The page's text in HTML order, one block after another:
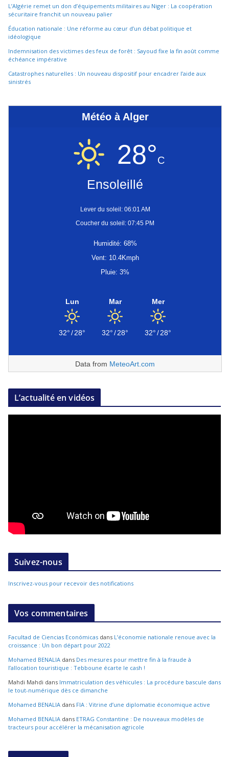
L’Algérie remet un don d’équipements militaires au Niger : La coopération
sécuritaire franchit un nouveau palier
Éducation nationale : Une réforme au cœur d’un débat politique et
idéologique
Indemnisation des victimes des feux de forêt : Sayoud fixe la fin août comme
échéance impérative
Catastrophes naturelles : Un nouveau dispositif pour encadrer l’aide aux
sinistrés
Météo à Alger
28°C
Ensoleillé
Lever du soleil: 06:01 AM
Coucher du soleil: 07:45 PM
Humidité: 68%
Vent: 10.4Kmph
Pluie: 3%
Lun
32°/28°
Mar
32°/28°
Mer
32°/28°
Data from MeteoArt.com
L’actualité en vidéos
Suivez-nous
Inscrivez-vous pour recevoir des notifications
Vos commentaires
Facultad de Ciencias Económicas dans L’économie nationale renoue avec la
croissance : Un bon départ pour 2022
Mohamed BENALIA dans Des mesures pour mettre fin à la fraude à
l’allocation touristique : Tebboune écarte le cash !
Mahdi Mahdi dans Immatriculation des véhicules : La procédure bascule dans
le tout-numérique dès ce dimanche
Mohamed BENALIA dans FIA : Vitrine d’une diplomatie économique active
Mohamed BENALIA dans ETRAG Constantine : De nouveaux modèles de
tracteurs pour accélérer la mécanisation agricole